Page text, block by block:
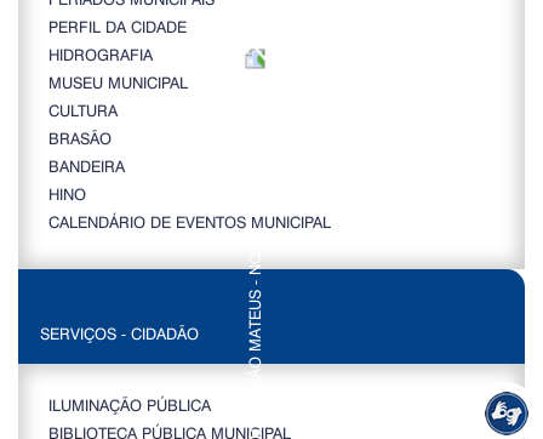
PERFIL DA CIDADE
HIDROGRAFIA
MUSEU MUNICIPAL
CULTURA
BRASÃO
BANDEIRA
HINO
CALENDÁRIO DE EVENTOS MUNICIPAL
SERVIÇOS - CIDADÃO
ILUMINAÇÃO PÚBLICA
BIBLIOTECA PÚBLICA MUNICIPAL